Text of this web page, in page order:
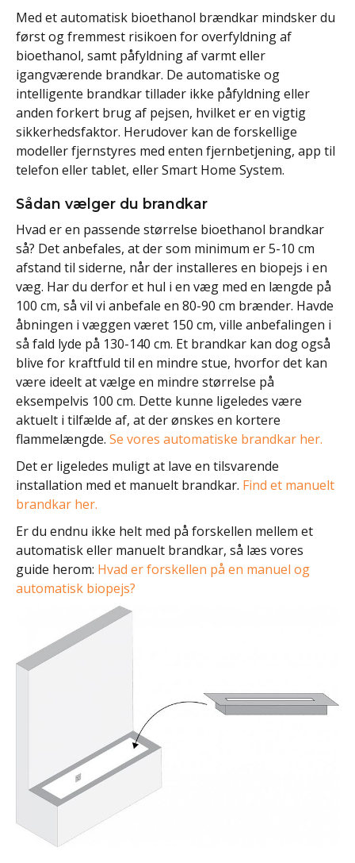
Med et automatisk bioethanol brændkar mindsker du
først og fremmest risikoen for overfyldning af
bioethanol, samt påfyldning af varmt eller
igangværende brandkar. De automatiske og
intelligente brandkar tillader ikke påfyldning eller
anden forkert brug af pejsen, hvilket er en vigtig
sikkerhedsfaktor. Herudover kan de forskellige
modeller fjernstyres med enten fjernbetjening, app til
telefon eller tablet, eller Smart Home System.
Sådan vælger du brandkar
Hvad er en passende størrelse bioethanol brandkar
så? Det anbefales, at der som minimum er 5-10 cm
afstand til siderne, når der installeres en biopejs i en
væg. Har du derfor et hul i en væg med en længde på
100 cm, så vil vi anbefale en 80-90 cm brænder. Havde
åbningen i væggen været 150 cm, ville anbefalingen i
så fald lyde på 130-140 cm. Et brandkar kan dog også
blive for kraftfuld til en mindre stue, hvorfor det kan
være ideelt at vælge en mindre størrelse på
eksempelvis 100 cm. Dette kunne ligeledes være
aktuelt i tilfælde af, at der ønskes en kortere
flammelængde. Se vores automatiske brandkar her.
Det er ligeledes muligt at lave en tilsvarende
installation med et manuelt brandkar. Find et manuelt
brandkar her.
Er du endnu ikke helt med på forskellen mellem et
automatisk eller manuelt brandkar, så læs vores
guide herom: Hvad er forskellen på en manuel og
automatisk biopejs?